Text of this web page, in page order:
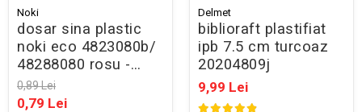
Noki
dosar sina plastic
noki eco 4823080b/
48288080 rosu -
promo
0,89 Lei
0,79 Lei
Delmet
biblioraft plastifiat
ipb 7.5 cm turcoaz
20204809j
9,99 Lei